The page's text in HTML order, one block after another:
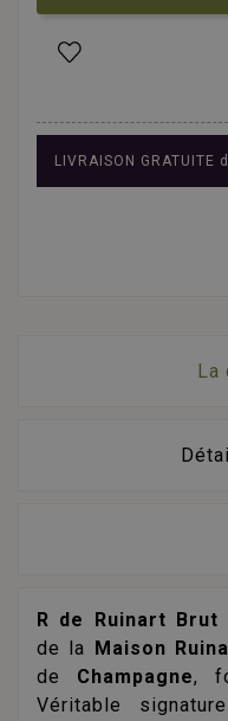
LIVRAISON
La
R de Ruinart Brut
de la Maison
de Champagne,
Véritable